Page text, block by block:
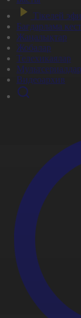
Тікелей
Бағдарлама
Жаңалықтар
Жобалар
Телехикаялар
Мультсериалдар
Видеоархив